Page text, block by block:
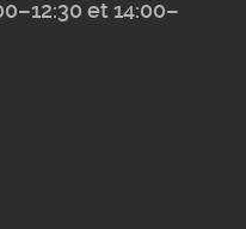
et 14:00–